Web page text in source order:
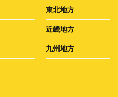
東北地方
近畿地方
九州地方